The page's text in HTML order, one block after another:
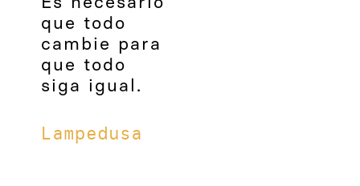
que todo
cambie para
que todo
siga igual.
Lampedusa